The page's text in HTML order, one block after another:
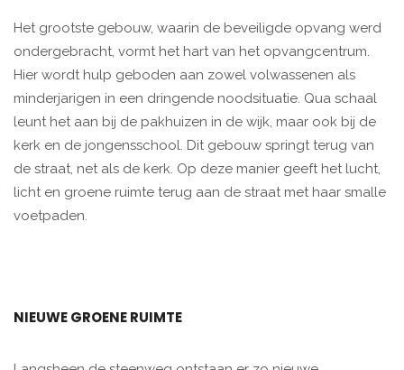
Het grootste gebouw, waarin de beveiligde opvang werd
ondergebracht, vormt het hart van het opvangcentrum.
Hier wordt hulp geboden aan zowel volwassenen als
minderjarigen in een dringende noodsituatie. Qua schaal
leunt het aan bij de pakhuizen in de wijk, maar ook bij de
kerk en de jongensschool. Dit gebouw springt terug van
de straat, net als de kerk. Op deze manier geeft het lucht,
licht en groene ruimte terug aan de straat met haar smalle
voetpaden.
NIEUWE GROENE RUIMTE